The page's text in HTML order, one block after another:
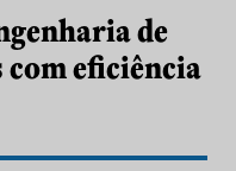
de
eficiência